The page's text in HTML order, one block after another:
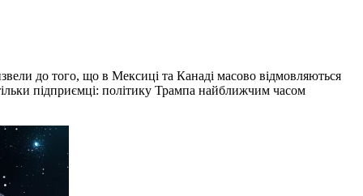
до того, що в Мексиці та Канаді масово відмовляються
підприємці: політику Трампа найближчим часом